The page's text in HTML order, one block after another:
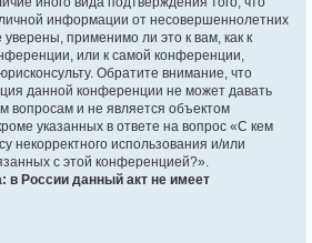
информации от несовершеннолетних
применимо ли это к вам, как к
или к самой конференции,
Обратите внимание, что
данной конференции не может давать
вопросам и не является объектом
указанных в ответе на вопрос «С кем
некорректного использования и/или
с этой конференцией?».
в России данный акт не имеет